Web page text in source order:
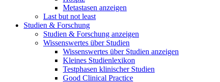
Metastasen anzeigen
Last but not least
Studien & Forschung
Studien & Forschung anzeigen
Wissenswertes über Studien
Wissenswertes über Studien anzeigen
Kleines Studienlexikon
Testphasen klinischer Studien
Good Clinical Practice